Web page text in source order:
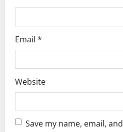
Email *
Website
Save my name, email,